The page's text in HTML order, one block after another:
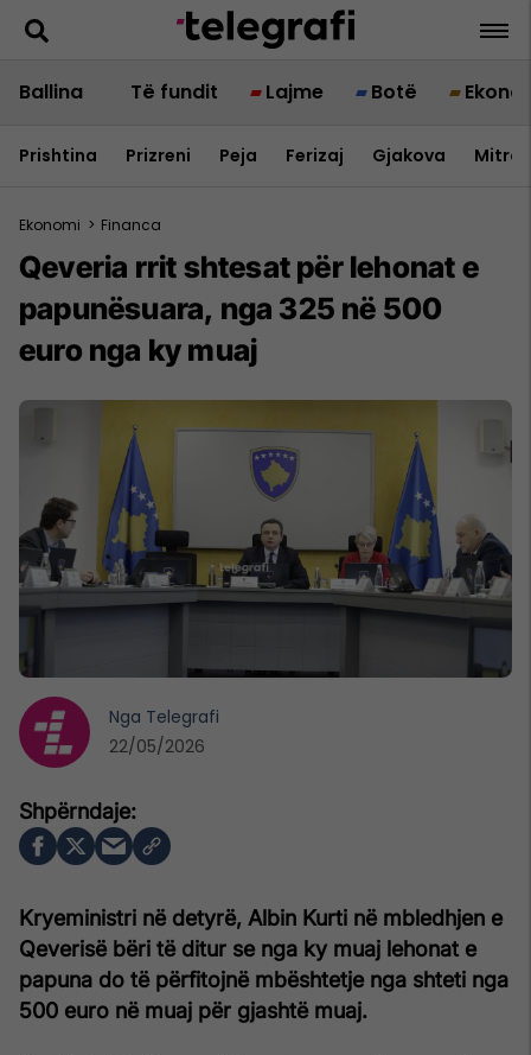
Ballina Të fundit Lajme Botë
Prishtina Prizreni Peja Ferizaj Gjakova
Ekonomi > Financa
Qeveria rrit shtesat për lehonat e
papunësuara, nga 325 në 500
euro nga ky muaj
Kryeministri në detyrë, Albin Kurti në mbledhjen e
Qeverisë bëri të ditur se nga ky muaj lehonat e
papuna do të përfitojnë mbështetje nga shteti nga
500 euro në muaj për gjashtë muaj.
Nga Telegrafi
22/05/2026